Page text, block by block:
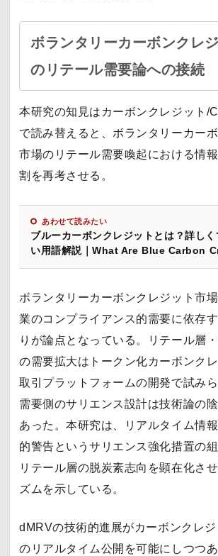
ボランタリーカーボンクレ
のリテール需要論への接続
本研究の知見はカーボンクレジット/
で読み替えると、ボランタリーカー
市場のリテール需要喚起における情
割を再考させる。
あわせて読みたい
ブルーカーボンクレジットとは？詳し
い用語解説｜What Are Blue Carbon
ボランタリーカーボンクレジット市
業のコンプライアンス的需要に依存
りが論点となっている。リテール層
の需要拡大はトークン化カーボンク
取引プラットフォームの開発で試みら
需要側のサリエンス設計は技術論の
あった。本研究は、リアルタイム情
的警告というサリエンス強化措置の組
リテール層の脱炭素志向を顕在化さ
ズムを示している。
dMRVの技術的進展がカーボンクレ
のリアルタイム公開を可能にしつつ